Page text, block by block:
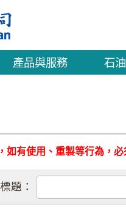
產品與服務 石
有使用、重製等行為，
標題：